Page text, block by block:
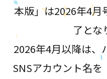
本版」は2026年4月
了とな
2026年4月以降は、
SNSアカウント名を